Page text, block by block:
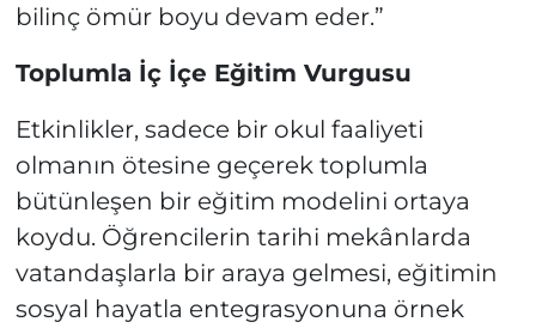
bilinç ömür boyu devam eder.”
Toplumla İç İçe Eğitim Vurgusu
Etkinlikler, sadece bir okul faaliyeti
olmanın ötesine geçerek toplumla
bütünleşen bir eğitim modelini ortaya
koydu. Öğrencilerin tarihi mekânlarda
vatandaşlarla bir araya gelmesi, eğitimin
sosyal hayatla entegrasyonuna örnek